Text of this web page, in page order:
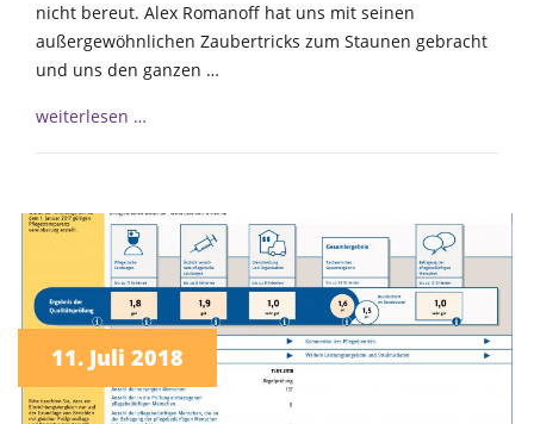
nicht bereut. Alex Romanoff hat uns mit seinen
außergewöhnlichen Zaubertricks zum Staunen gebracht
und uns den ganzen …
weiterlesen …
11. Juli 2018